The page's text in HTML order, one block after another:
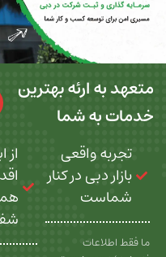
بهترین
شما
شروع کنید
واقعی
در کنار
از ابهام تا
اقدام،
همه‌چیز با ما
شفاف است